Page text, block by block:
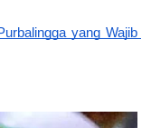
yang Wajib